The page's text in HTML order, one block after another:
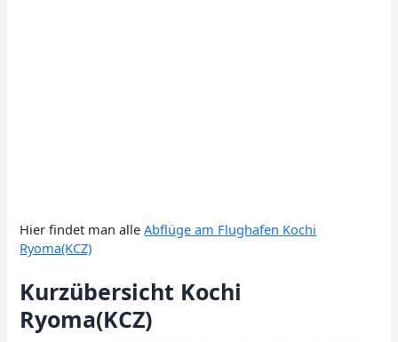
Hier findet man alleAbflüge am Flughafen Kochi
Ryoma(KCZ)
Kurzübersicht Kochi
Ryoma(KCZ)